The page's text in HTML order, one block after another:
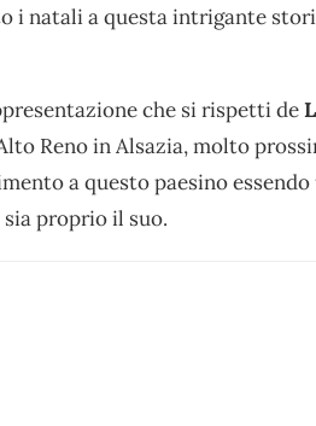
i natali a questa intrigante
che si rispetti de
Reno in Alsazia, molto
a questo paesino essendo
proprio il suo.